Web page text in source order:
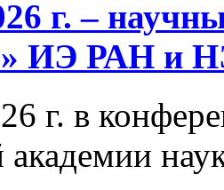
г. –
ИЭ РАН и
г. в
академии